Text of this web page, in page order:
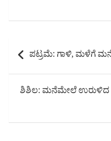
Post
navigation
ಪಟ್ರಮೆ: ಗಾಳಿ, ಮಳೆಗೆ
ಶಿಶಿಲ: ಮನೆಮೇಲೆ